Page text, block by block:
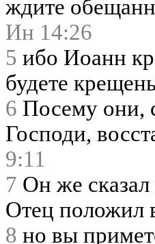
ждите
Ин 14:26
5 ибо Иоанн
будете
6 Посему они,
Господи,
9:11
7 Он же
Отец положил
8 но вы